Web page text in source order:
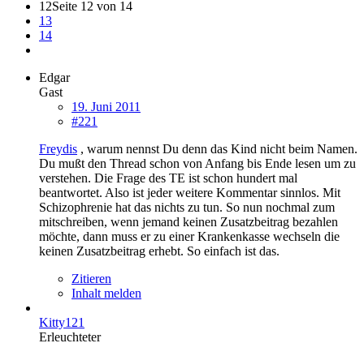
12Seite 12 von 14
13
14
Edgar
Gast
19. Juni 2011
#221
Freydis , warum nennst Du denn das Kind nicht beim Namen.
Du mußt den Thread schon von Anfang bis Ende lesen um zu
verstehen. Die Frage des TE ist schon hundert mal
beantwortet. Also ist jeder weitere Kommentar sinnlos. Mit
Schizophrenie hat das nichts zu tun. So nun nochmal zum
mitschreiben, wenn jemand keinen Zusatzbeitrag bezahlen
möchte, dann muss er zu einer Krankenkasse wechseln die
keinen Zusatzbeitrag erhebt. So einfach ist das.
Zitieren
Inhalt melden
Kitty121
Erleuchteter